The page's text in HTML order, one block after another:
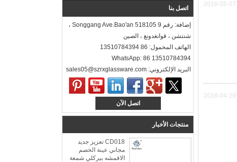
اتصل بنا
إضافة: رقم 9 Songgang Ave.Bao'an 518105 ،
شنتشن ، قوانغدونغ ، الصين
الهاتف المحمول: 86 13510784394
WhatsApp: 86 13510784394
البريد الإلكتروني: sales05@szrxglassware.com‍
اتصل الآن
منتجات الأخبار
CD018 تعزيز جديد
مجاني عينة الخصم
الاقمشه بيركلي شمعة
2018-05-07
2018-04-29